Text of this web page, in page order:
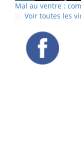
Mal au ventre :
Voir toutes les